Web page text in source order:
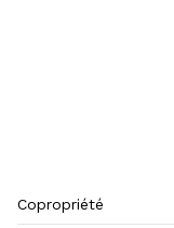
Copropriété